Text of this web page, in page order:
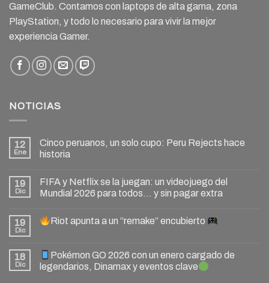
GameClub. Contamos con laptops de alta gama, zona
PlayStation, y todo lo necesario para vivir la mejor
experiencia Gamer.
NOTICIAS
12
Ene
Cinco peruanos, un solo cupo: Peru Rejects hace
historia
19
Dic
FIFA y Netflix se la juegan: un videojuego del
Mundial 2026 para todos… y sin pagar extra
19
Dic
Riot apunta a un “remake” encubierto
18
Dic
Pokémon GO 2026 con un enero cargado de
legendarios, Dinamax y eventos clave